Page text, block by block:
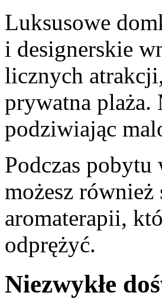
Luksusowe
i designerskie
licznych
prywatna plaża.
podziwiając
Podczas
możesz
aromaterapii,
odprężyć.
Niezwykłe